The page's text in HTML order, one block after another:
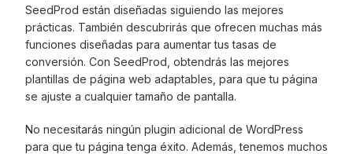
SeedProd están diseñadas siguiendo las mejores
prácticas. También descubrirás que ofrecen muchas más
funciones diseñadas para aumentar tus tasas de
conversión. Con SeedProd, obtendrás las mejores
plantillas de página web adaptables, para que tu página
se ajuste a cualquier tamaño de pantalla.
No necesitarás ningún plugin adicional de WordPress
para que tu página tenga éxito. Además, tenemos muchos